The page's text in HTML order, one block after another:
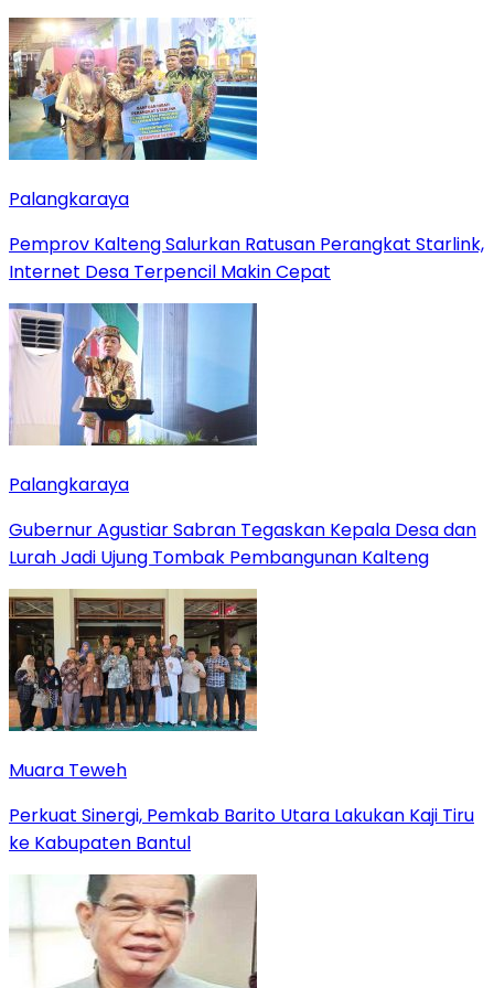
Palangkaraya
Pemprov Kalteng Salurkan Ratusan Perangkat Starlink,
Internet Desa Terpencil Makin Cepat
Palangkaraya
Gubernur Agustiar Sabran Tegaskan Kepala Desa dan
Lurah Jadi Ujung Tombak Pembangunan Kalteng
Muara Teweh
Perkuat Sinergi, Pemkab Barito Utara Lakukan Kaji Tiru
ke Kabupaten Bantul